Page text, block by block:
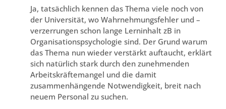
Ja, tatsächlich kennen das Thema viele noch von
der Universität, wo Wahrnehmungsfehler und –
verzerrungen schon lange Lerninhalt zB in
Organisationspsychologie sind. Der Grund warum
das Thema nun wieder verstärkt auftaucht, erklärt
sich natürlich stark durch den zunehmenden
Arbeitskräftemangel und die damit
zusammenhängende Notwendigkeit, breit nach
neuem Personal zu suchen.